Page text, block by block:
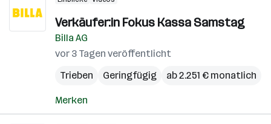
Verkäufer:in Fokus Kassa Samstag
Billa AG
vor 3 Tagen veröffentlicht
Trieben
Geringfügig ab 2.251 € monatlich
Merken